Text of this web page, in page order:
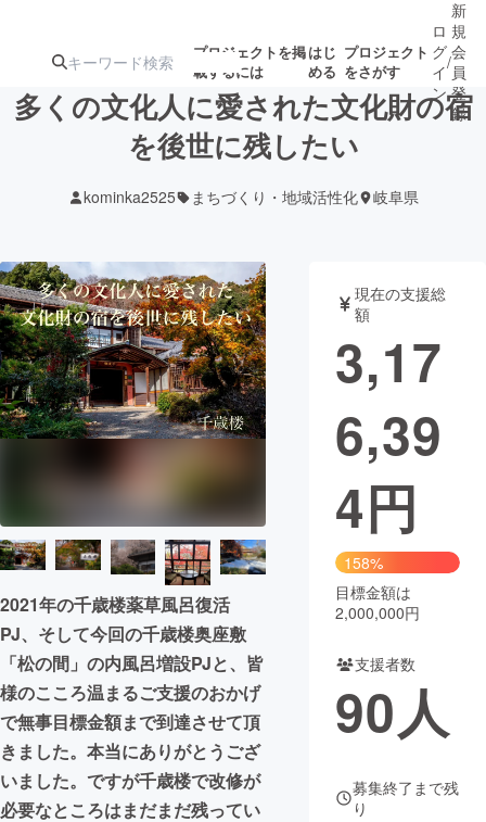
プロジェクトを掲
載するには
はじ
める
プロジェクト
をさがす
ターン
ジェクト
募集終了が近いプ
ロジェクト
もうすぐ公開
されます
アート・写真 音楽
テクノロジー・ガジェット ゲーム・サ
映像・映画
まちづくり・地域活性化
CAMPFIRE for Social Good
CAMPFIRE Creation
CAMPFIREふるさと納税
コミュニティ
ロ
グ
イ
ン
/
新
規
会
員
登
録
多くの文化人に愛された文化財の宿
を後世に残したい
kominka2525 まちづくり・地域活性化 岐阜県
2021年の千歳楼薬草風呂復活
PJ、そして今回の千歳楼奥座敷
「松の間」の内風呂増設PJと、皆
様のこころ温まるご支援のおかげ
で無事目標金額まで到達させて頂
きました。本当にありがとうござ
いました。ですが千歳楼で改修が
必要なところはまだまだ残ってい
現在の支援総
額
3,17
6,39
4円
158%
目標金額は
2,000,000円
支援者数
90人
募集終了まで残
り